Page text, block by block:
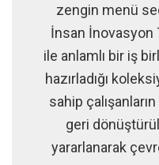
zengin menü
İnsan İnovasyon
ile anlamlı bir iş
hazırladığı
sahip
geri
yararlanarak